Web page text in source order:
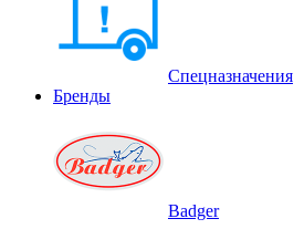
Спецназначения
Бренды
Badger